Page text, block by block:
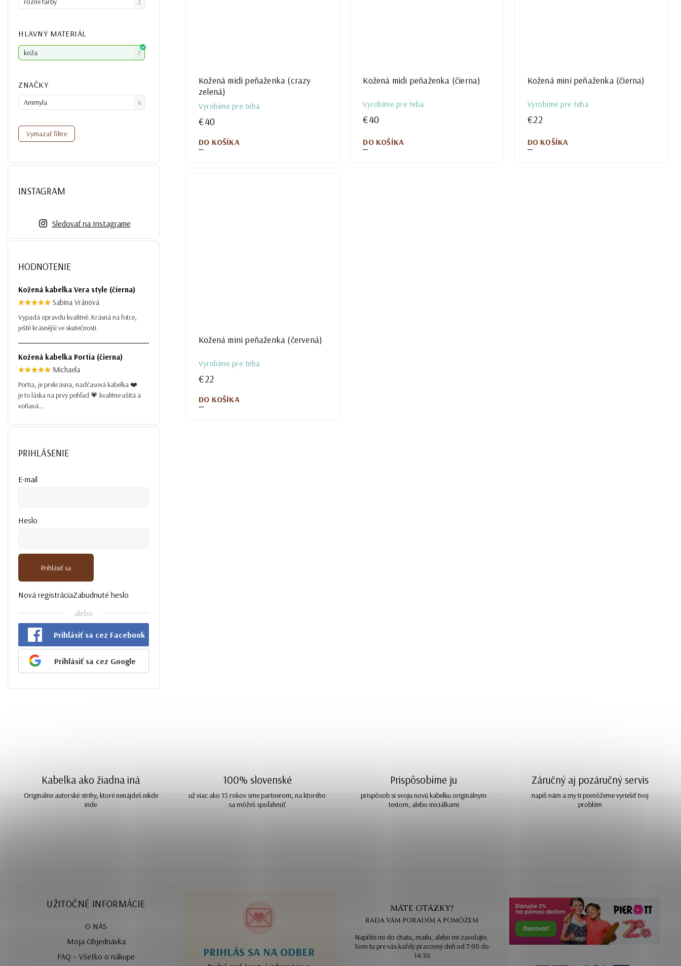
ZNAČKY
Ammyla 6
2
HLAVNÝ MATERIÁL
koža 7
Vymazať filtre
INSTAGRAM
Sledovať na Instagrame
HODNOTENIE
Kožená kabelka Vera style (čierna)
Sabina Vránová
Vypadá opravdu kvalitně. Krásná na fotce,
ještě krásnější ve skutečnosti.
Kožená kabelka Portia (čierna)
Michaela
Portia, je prekrásna, nadčasová kabelka ❤️
je to láska na prvý pohľad 💗 kvalitne ušitá a
voňavá....
PRIHLÁSENIE
E-mail
Heslo
Prihlásiť sa
Nová registráciaZabudnuté heslo
alebo
Prihlásiť sa cez Facebook
Prihlásiť sa cez Google
Kožená midi peňaženka (crazy
zelená)
Vyrobíme pre teba
€40
DO KOŠÍKA
Kožená midi peňaženka (čierna)
Vyrobíme pre teba
€40
DO KOŠÍKA
Kožená mini peňaženka (čierna)
Vyrobíme pre teba
€22
DO KOŠÍKA
Kožená mini peňaženka (červená)
Vyrobíme pre teba
€22
DO KOŠÍKA
Kabelka ako žiadna iná
Originálne autorské strihy, ktoré nenájdeš nikde
inde
100% slovenské
už viac ako 15 rokov sme partnerom, na ktorého
sa môžeš spoľahnúť
Prispôsobíme ju
prispôsob si svoju novú kabelku originálnym
textom, alebo iniciálkami
Záručný aj pozáručný servis
napíš nám a my ti pomôžeme vyriešiť tvoj
problém
UŽITOČNÉ INFORMÁCIE
O NÁS
Moja Objednávka
FAQ – Všetko o nákupe
PRIHLÁS SA NA ODBER
MÁTE OTÁZKY?
RADA VÁM PORADÍM A POMÔŽEM
Napíšte mi do chatu, mailu, alebo mi zavolajte.
Som tu pre vás každý pracovný deň od 7:00 do
14:30